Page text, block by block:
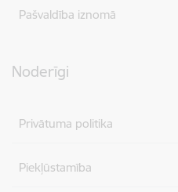
Pašvaldība iznomā
Noderīgi
Privātuma politika
Piekļūstamība